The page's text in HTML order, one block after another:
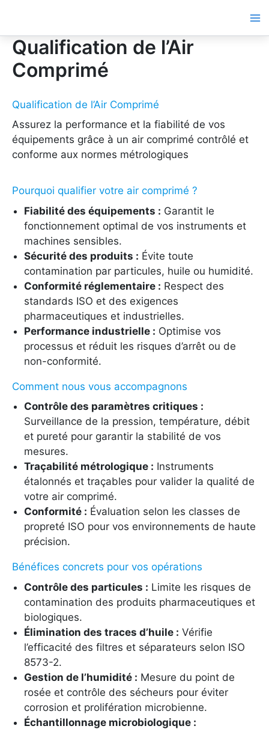
contenu
Qualification de l’Air
Comprimé
Qualification de l’Air Comprimé
Assurez la performance et la fiabilité de vos
équipements grâce à un air comprimé contrôlé et
conforme aux normes métrologiques
Pourquoi qualifier votre air comprimé ?
Fiabilité des équipements : Garantit le
fonctionnement optimal de vos instruments et
machines sensibles.
Sécurité des produits : Évite toute
contamination par particules, huile ou humidité.
Conformité réglementaire : Respect des
standards ISO et des exigences
pharmaceutiques et industrielles.
Performance industrielle : Optimise vos
processus et réduit les risques d’arrêt ou de
non-conformité.
Comment nous vous accompagnons
Contrôle des paramètres critiques :
Surveillance de la pression, température, débit
et pureté pour garantir la stabilité de vos
mesures.
Traçabilité métrologique : Instruments
étalonnés et traçables pour valider la qualité de
votre air comprimé.
Conformité : Évaluation selon les classes de
propreté ISO pour vos environnements de haute
précision.
Bénéfices concrets pour vos opérations
Contrôle des particules : Limite les risques de
contamination des produits pharmaceutiques et
biologiques.
Élimination des traces d’huile : Vérifie
l’efficacité des filtres et séparateurs selon ISO
8573-2.
Gestion de l’humidité : Mesure du point de
rosée et contrôle des sécheurs pour éviter
corrosion et prolifération microbienne.
Échantillonnage microbiologique :